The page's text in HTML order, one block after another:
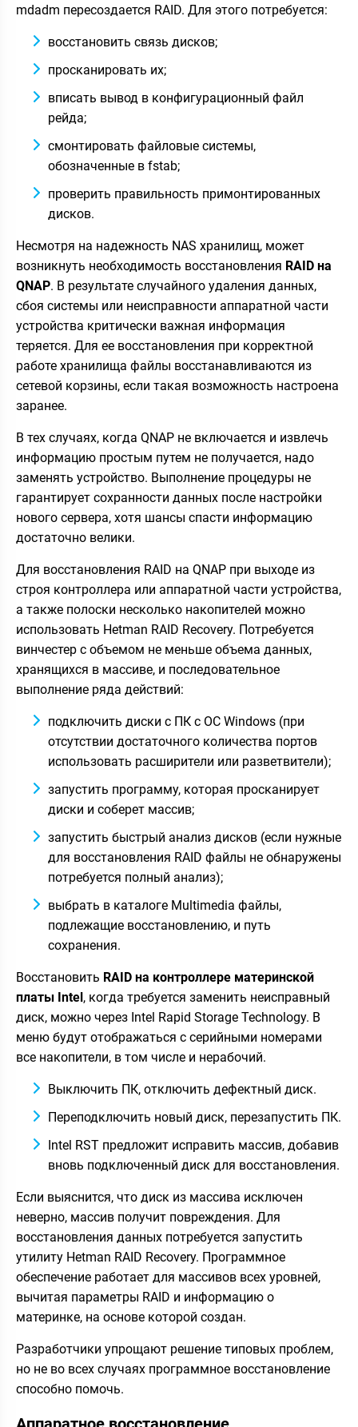
mdadm пересоздается RAID. Для этого потребуется:
восстановить связь дисков;
просканировать их;
вписать вывод в конфигурационный файл
рейда;
смонтировать файловые системы,
обозначенные в fstab;
проверить правильность примонтированных
дисков.
Несмотря на надежность NAS хранилищ, может
возникнуть необходимость восстановления RAID на
QNAP. В результате случайного удаления данных,
сбоя системы или неисправности аппаратной части
устройства критически важная информация
теряется. Для ее восстановления при корректной
работе хранилища файлы восстанавливаются из
сетевой корзины, если такая возможность настроена
заранее.
В тех случаях, когда QNAP не включается и извлечь
информацию простым путем не получается, надо
заменять устройство. Выполнение процедуры не
гарантирует сохранности данных после настройки
нового сервера, хотя шансы спасти информацию
достаточно велики.
Для восстановления RAID на QNAP при выходе из
строя контроллера или аппаратной части устройства,
а также полоски несколько накопителей можно
использовать Hetman RAID Recovery. Потребуется
винчестер с объемом не меньше объема данных,
хранящихся в массиве, и последовательное
выполнение ряда действий:
подключить диски с ПК с ОС Windows (при
отсутствии достаточного количества портов
использовать расширители или разветвители);
запустить программу, которая просканирует
диски и соберет массив;
запустить быстрый анализ дисков (если нужные
для восстановления RAID файлы не обнаружены
потребуется полный анализ);
выбрать в каталоге Multimedia файлы,
подлежащие восстановлению, и путь
сохранения.
Восстановить RAID на контроллере материнской
платы Intel, когда требуется заменить неисправный
диск, можно через Intel Rapid Storage Technology. В
меню будут отображаться с серийными номерами
все накопители, в том числе и нерабочий.
Выключить ПК, отключить дефектный диск.
Переподключить новый диск, перезапустить ПК.
Intel RST предложит исправить массив, добавив
вновь подключенный диск для восстановления.
Если выяснится, что диск из массива исключен
неверно, массив получит повреждения. Для
восстановления данных потребуется запустить
утилиту Hetman RAID Recovery. Программное
обеспечение работает для массивов всех уровней,
вычитая параметры RAID и информацию о
материнке, на основе которой создан.
Разработчики упрощают решение типовых проблем,
но не во всех случаях программное восстановление
способно помочь.